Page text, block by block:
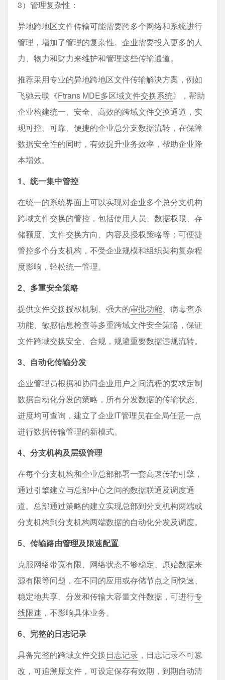
3）管理复杂性：
异地跨地区文件传输可能需要跨多个网络和系统进行
管理，增加了管理的复杂性。企业需要投入更多的人
力、物力和财力来维护和管理这些传输通道。
推荐采用专业的异地跨地区文件传输解决方案，例如
飞驰云联《Ftrans MDE多区域文件交换系统》，帮助
企业构建统一、安全、高效的跨域文件交换通道，实
现可控、可靠、便捷的企业总分支数据流转，在保障
数据安全性的同时，有效提升业务效率，帮助企业降
本增效。
1、统一集中管控
在统一的系统界面上可以实现对企业多个总分支机构
跨域文件交换的管控，包括使用人员、数据权限、存
储额度、文件交换方向、内容及授权策略等；可便捷
管控多个分支机构，不受企业规模和组织架构复杂程
度影响，轻松统一管理。
2、多重安全策略
提供文件交换授权机制、强大的审批功能、病毒查杀
功能、敏感信息检查等多重跨域文件安全策略，保证
文件跨域交换安全、合规，规避重要数据违规流转。
3、自动化传输分发
企业管理员根据和协同企业用户之间流程的要求定制
数据自动化分发的策略，所有分发数据的传输状态、
进度均可查询，建立了企业IT管理员在全局任意一点
进行数据传输管理的新模式。
4、分支机构及层级管理
在每个分支机构和企业总部部署一套高速传输引擎，
通过引擎建立与总部中心之间的数据联通及调度通
道。总部通过策略的建立实现总部到分支机构两端或
分支机构到分支机构两端数据的自动化分发及调度。
5、传输路由管理及限速配置
克服网络带宽有限、网络状态不够稳定、原始数据来
源有限等问题，在不同的应用或存储节点之间快速、
稳定地共享、分发和传输大容量文件数据，可进行专
线限速 ，不影响具体业务。
6、完整的日志记录
具备完整的跨域文件交换日志记录 ，日志记录不可篡
改，可追溯原文件，可设定保存有效期，到期自动清